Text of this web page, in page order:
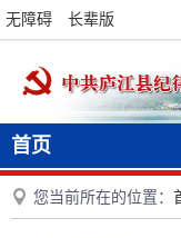
无障碍 长辈版
首页
您当前所在的位置：